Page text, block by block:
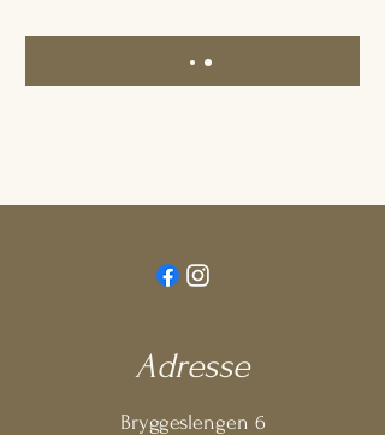
Adresse
Bryggeslengen 6